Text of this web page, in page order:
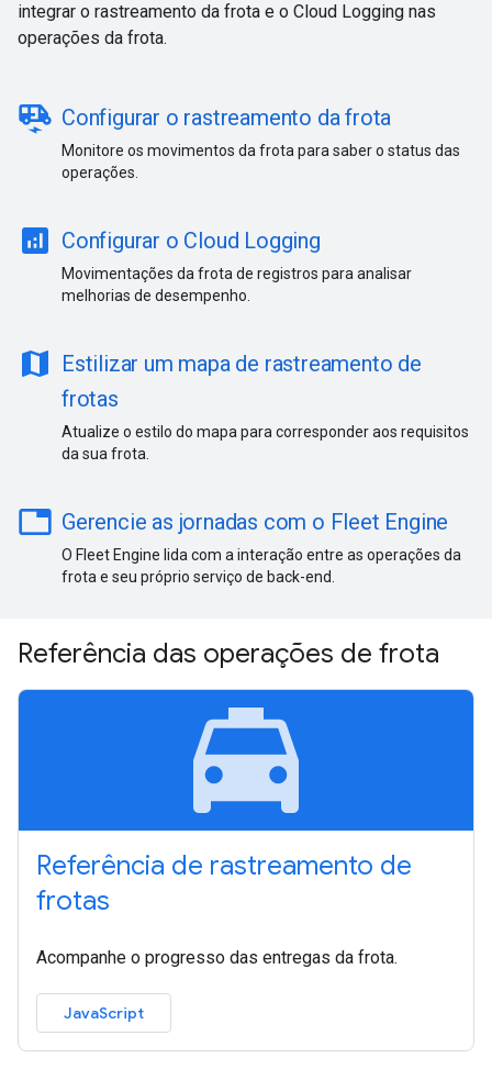
integrar o rastreamento da frota e o Cloud Logging nas
operações da frota.
electric_rickshaw Configurar o rastreamento da frota
Monitore os movimentos da frota para saber o status das
operações.
analytics Configurar o Cloud Logging
Movimentações da frota de registros para analisar
melhorias de desempenho.
map Estilizar um mapa de rastreamento de
frotas
Atualize o estilo do mapa para corresponder aos requisitos
da sua frota.
table
Gerencie as jornadas com o Fleet Engine
O Fleet Engine lida com a interação entre as operações da
frota e seu próprio serviço de back-end.
Referência das operações de frota
local_taxi
Referência de rastreamento de
frotas
Acompanhe o progresso das entregas da frota.
JavaScript